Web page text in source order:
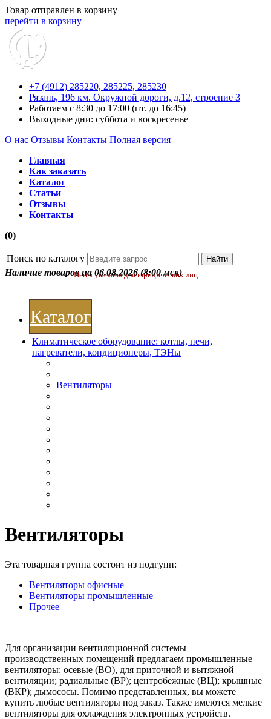
Товар отправлен в корзину
перейти в корзину
+7 (4912) 285220, 285225, 285230
Рязань, 196 км. Окружной дороги, д.12, строение 3
Работаем с 8:30 до 17:00 (пт. до 16:45)
Выходные дни: суббота и воскресенье
О нас Отзывы Контакты Полная версия
Главная
Как заказать
Каталог
Статьи
Отзывы
Контакты
(0)
Поиск по каталогу
Наличие товаров на 06.08.2026 (8:00 мск)
Цены указаны для юридических лиц
Каталог
Климатическое оборудование: котлы, печи,
нагреватели, кондиционеры, ТЭНы
Вентиляторы
Вентиляторы
Эта товарная группа состоит из подгупп:
Вентиляторы офисные
Вентиляторы промышленные
Прочее
Для организации вентиляционной системы
производственных помещений предлагаем промышленные
вентиляторы: осевые (ВО), для приточной и вытяжной
вентиляции; радиальные (ВР); центробежные (ВЦ); крышные
(ВКР); дымососы. Помимо представленных, вы можете
купить любые вентиляторы под заказ. Также имеются мелкие
вентиляторы для охлаждения электронных устройств.